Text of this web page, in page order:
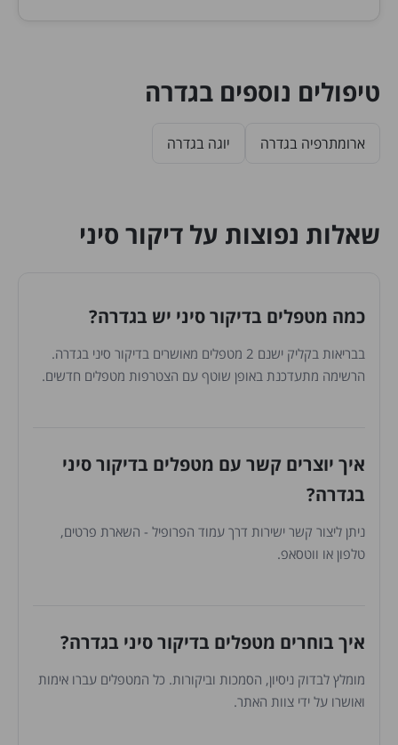
טיפולים נוספים בגדרה
ארומתרפיה בגדרה יוגה בגדרה
שאלות נפוצות על דיקור סיני
כמה מטפלים בדיקור סיני יש בגדרה?
בבריאות בקליק ישנם 2 מטפלים מאושרים בדיקור סיני בגדרה.
הרשימה מתעדכנת באופן שוטף עם הצטרפות מטפלים חדשים.
איך יוצרים קשר עם מטפלים בדיקור סיני
בגדרה?
ניתן ליצור קשר ישירות דרך עמוד הפרופיל - השארת פרטים,
טלפון או ווטסאפ.
איך בוחרים מטפלים בדיקור סיני בגדרה?
מומלץ לבדוק ניסיון, הסמכות וביקורות. כל המטפלים עברו אימות
ואושרו על ידי צוות האתר.